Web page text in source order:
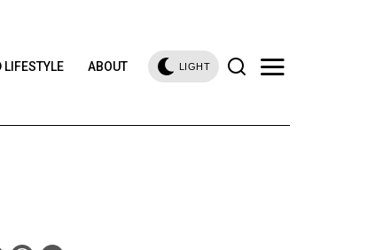
LIFESTYLE ABOUT LIGHT